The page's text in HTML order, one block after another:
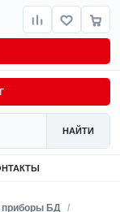
НАЙТИ
приборы БД